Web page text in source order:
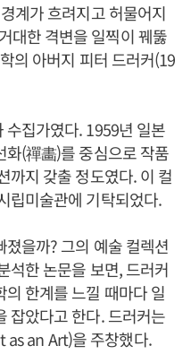
계가 흐려지고 허물어지
대한 격변을 일찍이 꿰뚫
의 아버지 피터 드러커(19
집가였다. 1959년 일본
화(禪畵)를 중심으로 작품
까지 갖출 정도였다. 이 컬
립미술관에 기탁되었다.
을까? 그의 예술 컬렉션
석한 논문을 보면, 드러커
의 한계를 느낄 때마다 일
잡았다고 한다. 드러커는
an Art)을 주창했다.